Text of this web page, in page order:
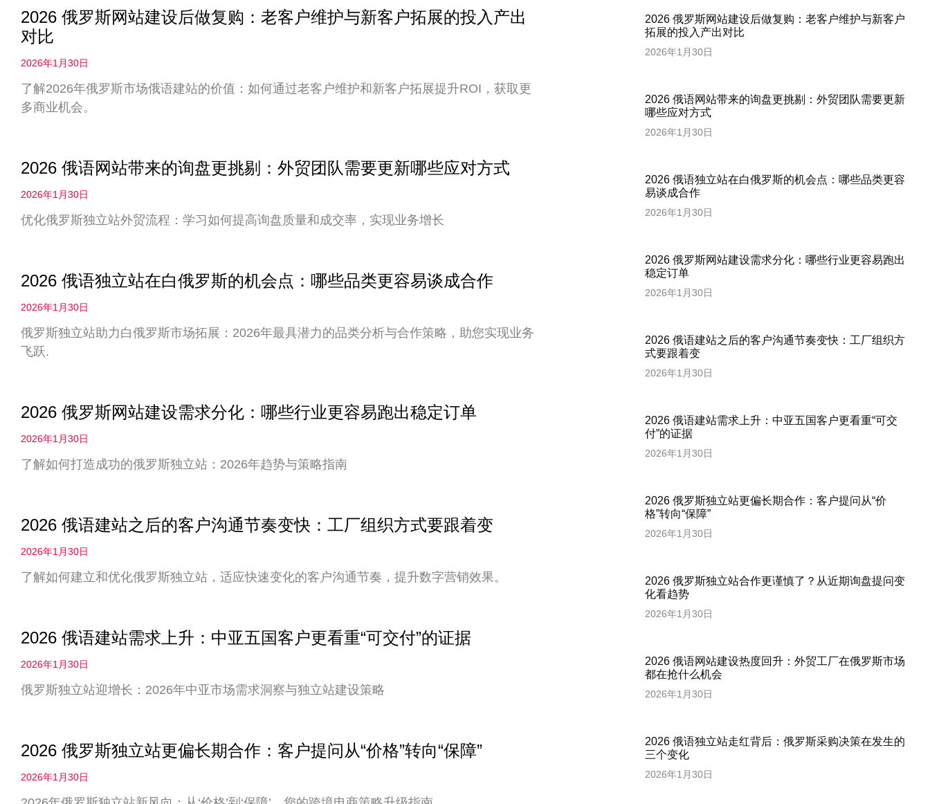
2026 俄罗斯网站建设后做复购：老客户维护与新客户拓展的投入产出
对比
2026年1月30日
了解2026年俄罗斯市场俄语建站的价值：如何通过老客户维护和新客户拓展提升ROI，获取更
多商业机会。
2026 俄语网站带来的询盘更挑剔：外贸团队需要更新哪些应对方式
2026年1月30日
优化俄罗斯独立站外贸流程：学习如何提高询盘质量和成交率，实现业务增长
2026 俄语独立站在白俄罗斯的机会点：哪些品类更容易谈成合作
2026年1月30日
俄罗斯独立站助力白俄罗斯市场拓展：2026年最具潜力的品类分析与合作策略，助您实现业务
飞跃.
2026 俄罗斯网站建设需求分化：哪些行业更容易跑出稳定订单
2026年1月30日
了解如何打造成功的俄罗斯独立站：2026年趋势与策略指南
2026 俄语建站之后的客户沟通节奏变快：工厂组织方式要跟着变
2026年1月30日
了解如何建立和优化俄罗斯独立站，适应快速变化的客户沟通节奏，提升数字营销效果。
2026 俄语建站需求上升：中亚五国客户更看重“可交付”的证据
2026年1月30日
俄罗斯独立站迎增长：2026年中亚市场需求洞察与独立站建设策略
2026 俄罗斯独立站更偏长期合作：客户提问从“价格”转向“保障”
2026年1月30日
2026 俄罗斯网站建设后做复购：老客户维护与新客户
拓展的投入产出对比
2026年1月30日
2026 俄语网站带来的询盘更挑剔：外贸团队需要更新
哪些应对方式
2026年1月30日
2026 俄语独立站在白俄罗斯的机会点：哪些品类更容
易谈成合作
2026年1月30日
2026 俄罗斯网站建设需求分化：哪些行业更容易跑出
稳定订单
2026年1月30日
2026 俄语建站之后的客户沟通节奏变快：工厂组织方
式要跟着变
2026年1月30日
2026 俄语建站需求上升：中亚五国客户更看重“可交
付”的证据
2026年1月30日
2026 俄罗斯独立站更偏长期合作：客户提问从“价
格”转向“保障”
2026年1月30日
2026 俄罗斯独立站合作更谨慎了？从近期询盘提问变
化看趋势
2026年1月30日
2026 俄语网站建设热度回升：外贸工厂在俄罗斯市场
都在抢什么机会
2026年1月30日
2026 俄语独立站走红背后：俄罗斯采购决策在发生的
三个变化
2026年1月30日